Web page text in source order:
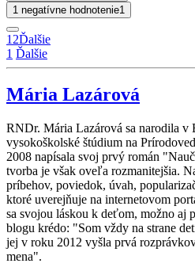
1 negatívne hodnotenie1
1 2Ďalšie
1 Ďalšie
Mária Lazárová
RNDr. Mária Lazárová sa narodila v
vysokoškolské štúdium na
2008 napísala svoj prvý román
tvorba je však oveľa rozmanitejšia.
príbehov, poviedok, úvah,
ktoré uverejňuje na internetovom
sa svojou láskou k deťom, možno aj
blogu krédo: "Som vždy na strane
jej v roku 2012 vyšla prvá
mena".